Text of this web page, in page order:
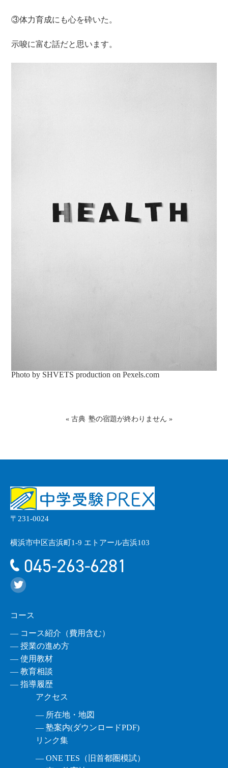
③体力育成にも心を砕いた。
示唆に富む話だと思います。
Photo by SHVETS production onPexels.com
« 古典 塾の宿題が終わりません »
〒231-0024
横浜市中区吉浜町1-9 エトアール吉浜103
045-263-6281
コース
― コース紹介（費用含む）
― 授業の進め方
― 使用教材
― 教育相談
― 指導履歴
アクセス
― 所在地・地図
― 塾案内(ダウンロードPDF)
リンク集
― ONE TES（旧首都圏模試）